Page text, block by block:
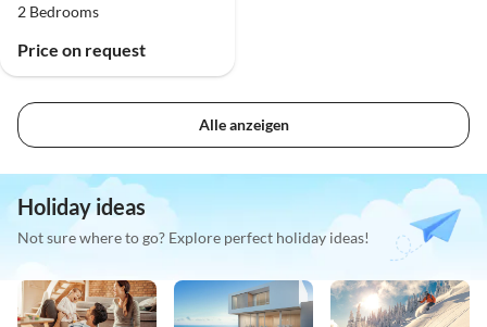
2 Bedrooms
Price on request
Alle anzeigen
Holiday ideas
Not sure where to go? Explore perfect holiday ideas!